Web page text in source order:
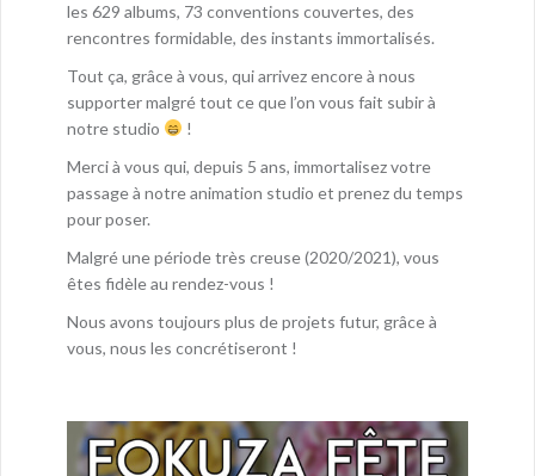
les 629 albums, 73 conventions couvertes, des
rencontres formidable, des instants immortalisés.
Tout ça, grâce à vous, qui arrivez encore à nous
supporter malgré tout ce que l’on vous fait subir à
notre studio
!
Merci à vous qui, depuis 5 ans, immortalisez votre
passage à notre animation studio et prenez du temps
pour poser.
Malgré une période très creuse (2020/2021), vous
êtes fidèle au rendez-vous !
Nous avons toujours plus de projets futur, grâce à
vous, nous les concrétiseront !